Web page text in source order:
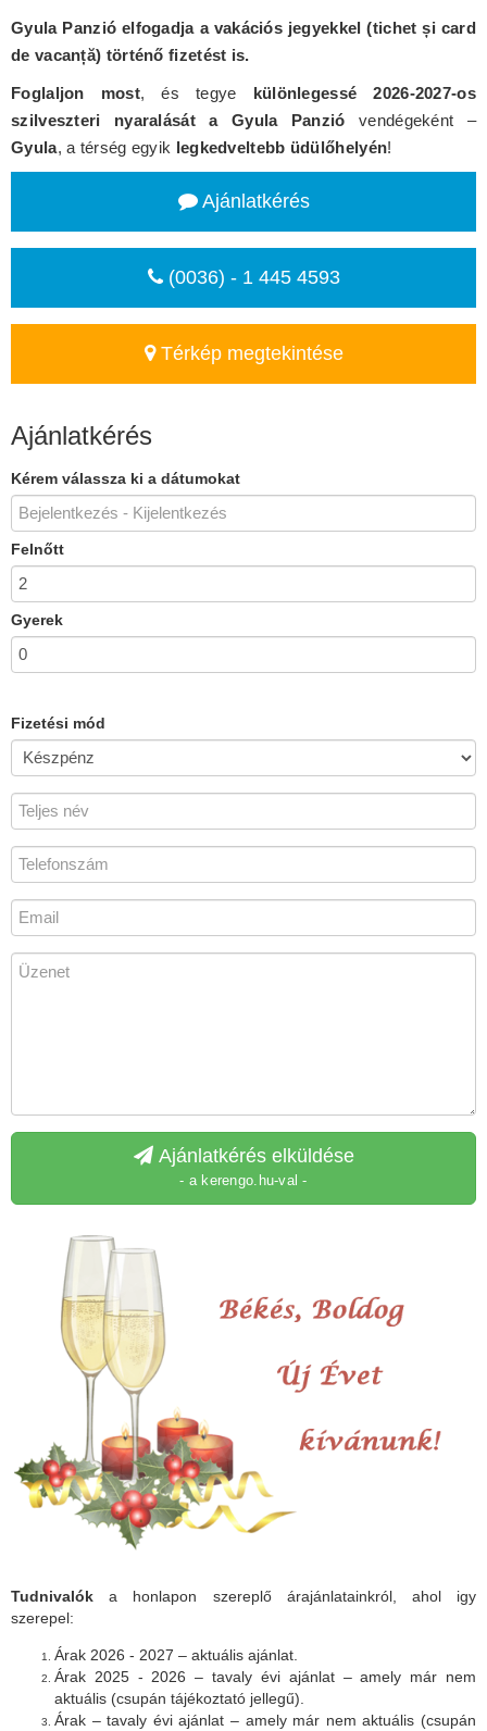
Gyula Panzió elfogadja a vakációs jegyekkel (tichet și card
de vacanță) történő fizetést is.
Foglaljon most, és tegye különlegessé 2026-2027-os
szilveszteri nyaralását a Gyula Panzió vendégeként –
Gyula, a térség egyik legkedveltebb üdülőhelyén!
Ajánlatkérés
(0036) - 1 445 4593
Térkép megtekintése
Ajánlatkérés
Kérem válassza ki a dátumokat
Felnőtt
Gyerek
Fizetési mód
Ajánlatkérés elküldése
- a kerengo.hu-val -
Tudnivalók a honlapon szereplő árajánlatainkról, ahol igy
szerepel:
Árak 2026 - 2027 – aktuális ajánlat.
Árak 2025 - 2026 – tavaly évi ajánlat – amely már nem
aktuális (csupán tájékoztató jellegű).
Árak – tavaly évi ajánlat – amely már nem aktuális (csupán